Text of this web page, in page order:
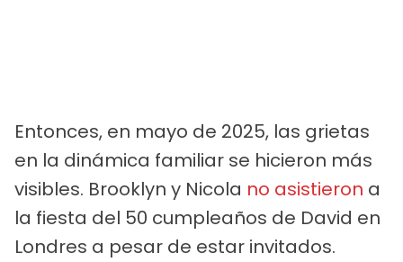
Entonces, en mayo de 2025, las grietas
en la dinámica familiar se hicieron más
visibles. Brooklyn y Nicola no asistieron a
la fiesta del 50 cumpleaños de David en
Londres a pesar de estar invitados.